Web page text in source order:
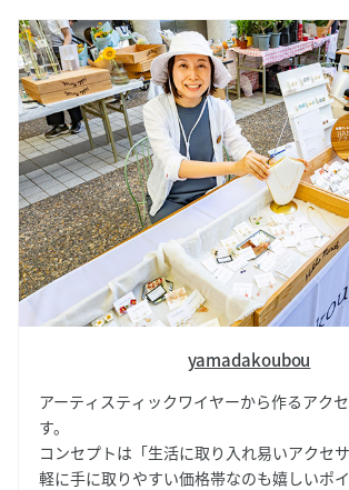
yamadakoubou
アーティスティックワイヤーから作るアク
す。
コンセプトは「生活に取り入れ易いアクセ
軽に手に取りやすい価格帯なのも嬉しいポ